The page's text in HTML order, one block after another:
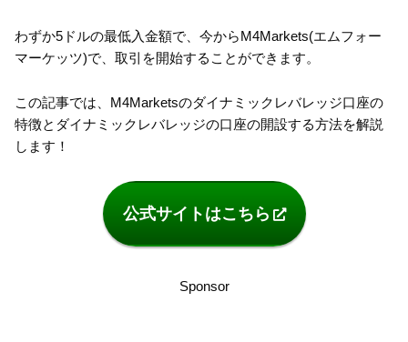
わずか5ドルの最低入金額で、今からM4Markets(エムフォー
マーケッツ)で、取引を開始することができます。
この記事では、M4Marketsのダイナミックレバレッジ口座の
特徴とダイナミックレバレッジの口座の開設する方法を解説
します！
公式サイトはこちら
Sponsor